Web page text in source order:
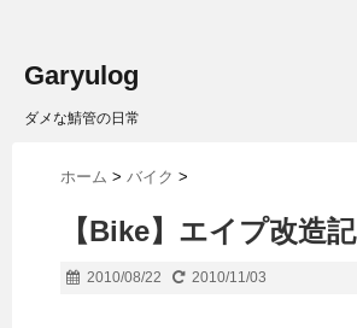
Garyulog
ダメな鯖管の日常
ホーム > バイク >
【Bike】エイプ改造記
2010/08/22 2010/11/03